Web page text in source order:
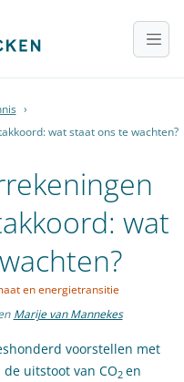
›
wat staat ons te wachten?
wat
en energietransitie
Marije van Mannekes
voorstellen met
uitstoot van CO2 en